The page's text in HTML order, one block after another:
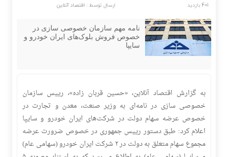
401 بازدید
ارسال توسط : اقتصاد آنلاین
نامه مهم سازمان خصوصی سازی در
خصوص فروش بلوک‌های ایران خودرو و
سایپا
به گزارش اقتصاد آنلاین، «حسین قربان زاده»، رییس سازمان
خصوصی سازی در نامه‌ای به وزیر صنعت، معدن و تجارت در
خصوص عرضه سهام دولت در شرکت‌های ایران خودرو و سایپا
اعلام کرد: طبق دستور رییس جمهوری در خصوص ضرورت عرضه
مجموع سهام متعلق به دولت در ۲ شرکت ایران خودرو (سهامی عام)